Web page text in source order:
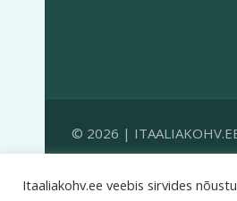
© 2026 |
Itaaliakohv.ee veebis sirvides